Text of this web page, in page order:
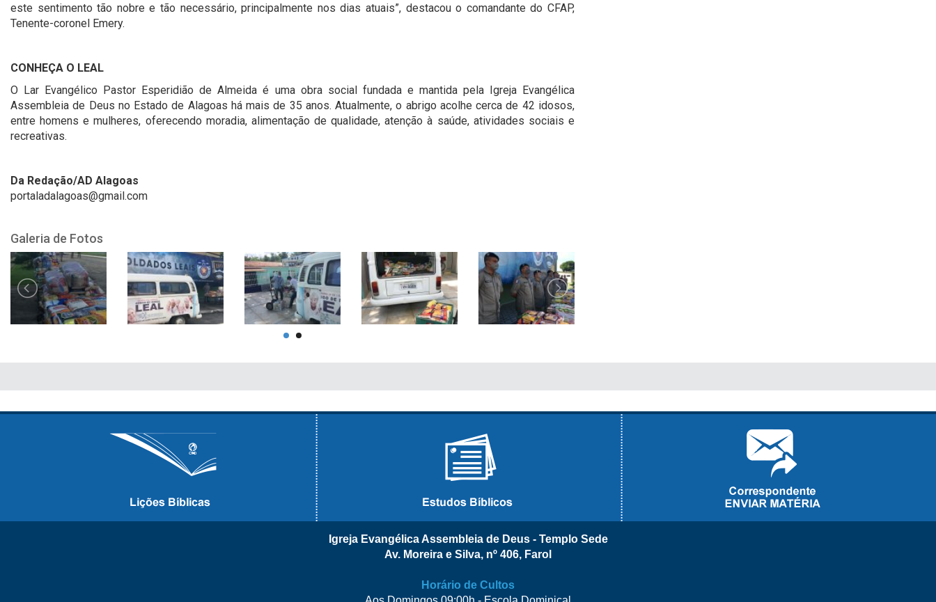
este sentimento tão nobre e tão necessário, principalmente nos dias atuais”, destacou o comandante do CFAP,
Tenente-coronel Emery.
CONHEÇA O LEAL
O Lar Evangélico Pastor Esperidião de Almeida é uma obra social fundada e mantida pela Igreja Evangélica
Assembleia de Deus no Estado de Alagoas há mais de 35 anos. Atualmente, o abrigo acolhe cerca de 42 idosos,
entre homens e mulheres, oferecendo moradia, alimentação de qualidade, atenção à saúde, atividades sociais e
recreativas.
Da Redação/AD Alagoas
portaladalagoas@gmail.com
Galeria de Fotos
Igreja Evangélica Assembleia de Deus - Templo Sede
Av. Moreira e Silva, nº 406, Farol
Horário de Cultos